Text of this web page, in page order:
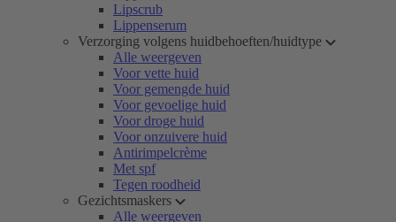
Lipscrub
Lippenserum
Verzorging volgens huidbehoeften/huidtype
Alle weergeven
Voor vette huid
Voor gemengde huid
Voor gevoelige huid
Voor droge huid
Voor onzuivere huid
Antirimpelcrème
Met spf
Tegen roodheid
Gezichtsmaskers
Alle weergeven